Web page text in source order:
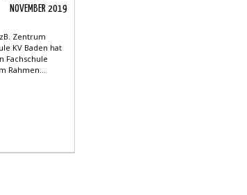
NOVEMBER 2019
Zentrum
KV Baden hat
Fachschule
Rahmen...